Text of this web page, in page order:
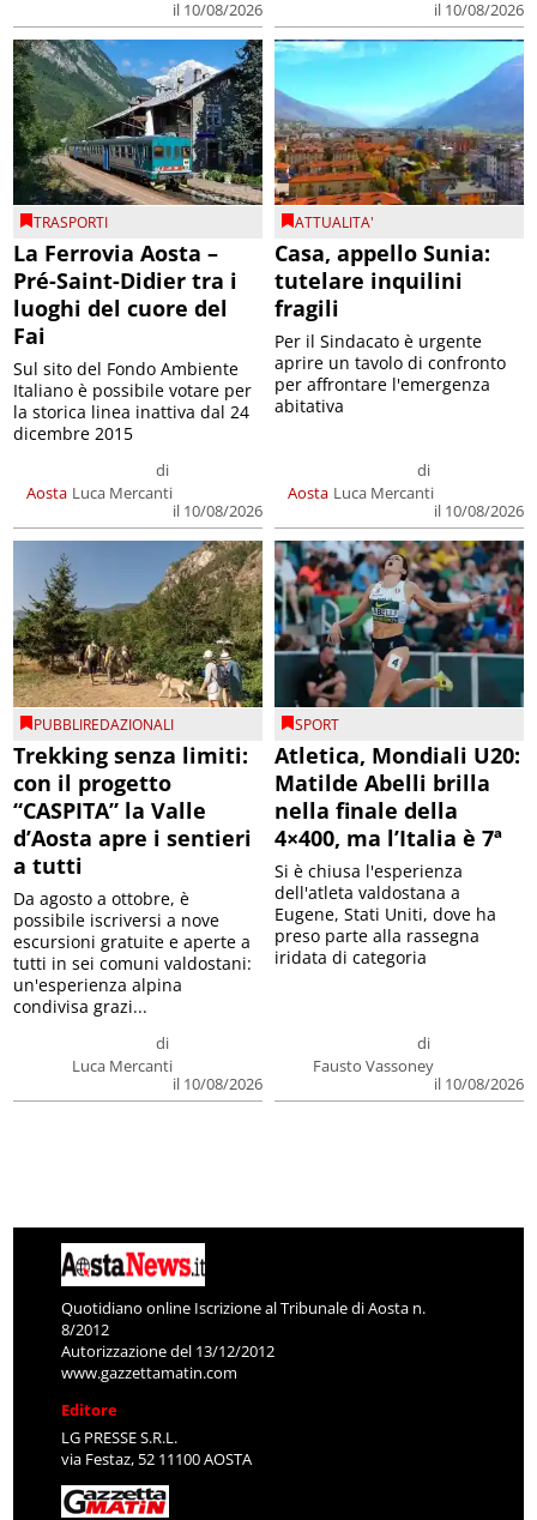
il 10/08/2026
il 10/08/2026
TRASPORTI
La Ferrovia Aosta –
Pré-Saint-Didier tra i
luoghi del cuore del
Fai
Aosta
di
Luca Mercanti
il 10/08/2026
Sul sito del Fondo Ambiente
Italiano è possibile votare per
la storica linea inattiva dal 24
dicembre 2015
ATTUALITA'
Casa, appello Sunia:
tutelare inquilini
fragili
Aosta
di
Luca Mercanti
il 10/08/2026
Per il Sindacato è urgente
aprire un tavolo di confronto
per affrontare l'emergenza
abitativa
PUBBLIREDAZIONALI
Trekking senza limiti:
con il progetto
“CASPITA” la Valle
d’Aosta apre i sentieri
a tutti
di
Luca Mercanti
il 10/08/2026
Da agosto a ottobre, è
possibile iscriversi a nove
escursioni gratuite e aperte a
tutti in sei comuni valdostani:
un'esperienza alpina
condivisa grazi...
SPORT
Atletica, Mondiali U20:
Matilde Abelli brilla
nella finale della
4×400, ma l’Italia è 7ª
di
Fausto Vassoney
il 10/08/2026
Si è chiusa l'esperienza
dell'atleta valdostana a
Eugene, Stati Uniti, dove ha
preso parte alla rassegna
iridata di categoria
Quotidiano online Iscrizione al Tribunale di Aosta n.
8/2012
Autorizzazione del 13/12/2012
www.gazzettamatin.com
Editore
LG PRESSE S.R.L.
via Festaz, 52 11100 AOSTA